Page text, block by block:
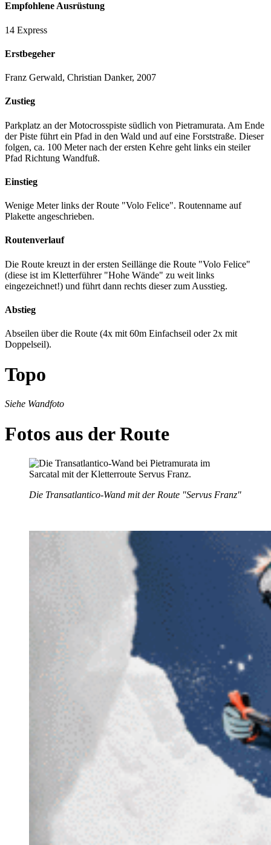
Empfohlene Ausrüstung
14 Express
Erstbegeher
Franz Gerwald, Christian Danker, 2007
Zustieg
Parkplatz an der Motocrosspiste südlich von Pietramurata. Am Ende
der Piste führt ein Pfad in den Wald und auf eine Forststraße. Dieser
folgen, ca. 100 Meter nach der ersten Kehre geht links ein steiler
Pfad Richtung Wandfuß.
Einstieg
Wenige Meter links der Route "Volo Felice". Routenname auf
Plakette angeschrieben.
Routenverlauf
Die Route kreuzt in der ersten Seillänge die Route "Volo Felice"
(diese ist im Kletterführer "Hohe Wände" zu weit links
eingezeichnet!) und führt dann rechts dieser zum Ausstieg.
Abstieg
Abseilen über die Route (4x mit 60m Einfachseil oder 2x mit
Doppelseil).
Topo
Siehe Wandfoto
Fotos aus der Route
Die Transatlantico-Wand mit der Route "Servus Franz"